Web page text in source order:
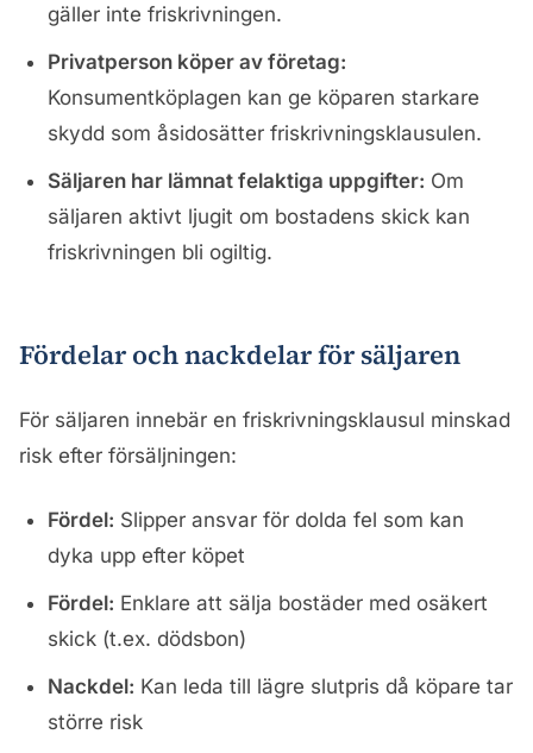
gäller inte friskrivningen.
Privatperson köper av företag:
Konsumentköplagen kan ge köparen starkare
skydd som åsidosätter friskrivningsklausulen.
Säljaren har lämnat felaktiga uppgifter: Om
säljaren aktivt ljugit om bostadens skick kan
friskrivningen bli ogiltig.
Fördelar och nackdelar för säljaren
För säljaren innebär en friskrivningsklausul minskad
risk efter försäljningen:
Fördel: Slipper ansvar för dolda fel som kan
dyka upp efter köpet
Fördel: Enklare att sälja bostäder med osäkert
skick (t.ex. dödsbon)
Nackdel: Kan leda till lägre slutpris då köpare tar
större risk